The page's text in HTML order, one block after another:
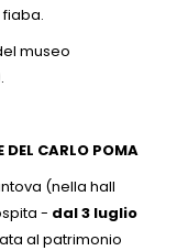
museo
DEL CARLO POMA
(nella hall
- dal 3 luglio
al patrimonio